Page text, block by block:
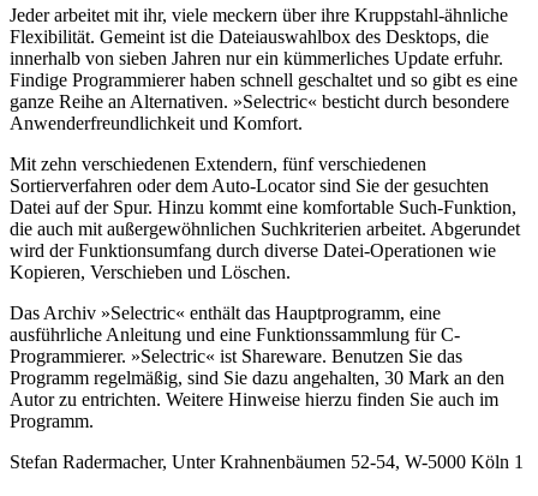
Jeder arbeitet mit ihr, viele meckern über ihre Kruppstahl-ähnliche
Flexibilität. Gemeint ist die Dateiauswahlbox des Desktops, die
innerhalb von sieben Jahren nur ein kümmerliches Update erfuhr.
Findige Programmierer haben schnell geschaltet und so gibt es eine
ganze Reihe an Alternativen. »Selectric« besticht durch besondere
Anwenderfreundlichkeit und Komfort.
Mit zehn verschiedenen Extendern, fünf verschiedenen
Sortierverfahren oder dem Auto-Locator sind Sie der gesuchten
Datei auf der Spur. Hinzu kommt eine komfortable Such-Funktion,
die auch mit außergewöhnlichen Suchkriterien arbeitet. Abgerundet
wird der Funktionsumfang durch diverse Datei-Operationen wie
Kopieren, Verschieben und Löschen.
Das Archiv »Selectric« enthält das Hauptprogramm, eine
ausführliche Anleitung und eine Funktionssammlung für C-
Programmierer. »Selectric« ist Shareware. Benutzen Sie das
Programm regelmäßig, sind Sie dazu angehalten, 30 Mark an den
Autor zu entrichten. Weitere Hinweise hierzu finden Sie auch im
Programm.
Stefan Radermacher, Unter Krahnenbäumen 52-54, W-5000 Köln 1